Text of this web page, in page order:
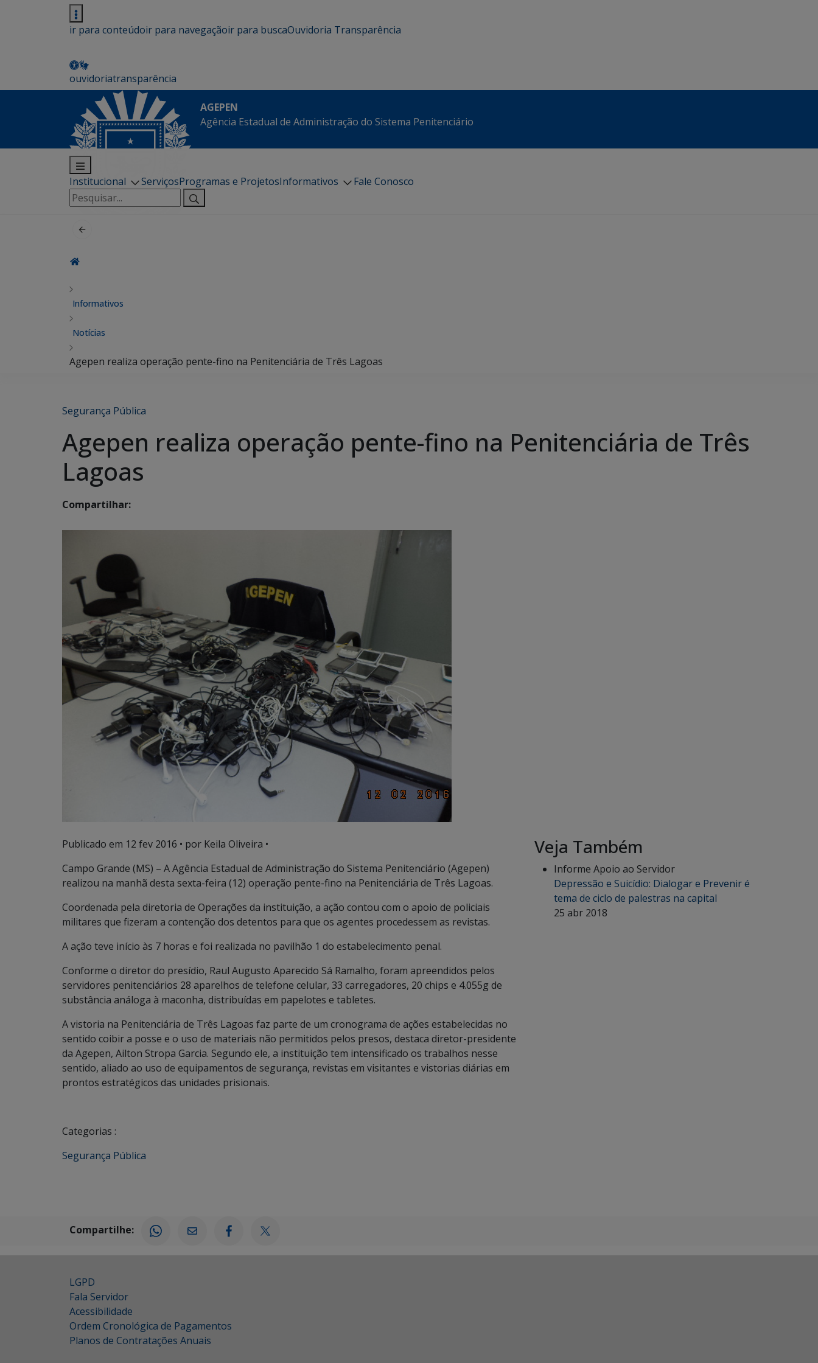
ir para conteúdoir para navegaçãoir para buscaOuvidoria Transparência
ouvidoriatransparência
AGEPEN
Agência Estadual de Administração do Sistema Penitenciário
Institucional ServiçosProgramas e ProjetosInformativos
Fale Conosco
Pesquisar
por:
Informativos
Notícias
Agepen realiza operação pente-fino na Penitenciária de Três Lagoas
Segurança Pública
Agepen realiza operação pente-fino na Penitenciária de Três
Lagoas
Compartilhar:
Publicado em 12 fev 2016 • por Keila Oliveira •
Campo Grande (MS) – A Agência Estadual de Administração do Sistema Penitenciário (Agepen)
realizou na manhã desta sexta-feira (12) operação pente-fino na Penitenciária de Três Lagoas.
Coordenada pela diretoria de Operações da instituição, a ação contou com o apoio de policiais
militares que fizeram a contenção dos detentos para que os agentes procedessem as revistas.
A ação teve início às 7 horas e foi realizada no pavilhão 1 do estabelecimento penal.
Conforme o diretor do presídio, Raul Augusto Aparecido Sá Ramalho, foram apreendidos pelos
servidores penitenciários 28 aparelhos de telefone celular, 33 carregadores, 20 chips e 4.055g de
substância análoga à maconha, distribuídas em papelotes e tabletes.
A vistoria na Penitenciária de Três Lagoas faz parte de um cronograma de ações estabelecidas no
sentido coibir a posse e o uso de materiais não permitidos pelos presos, destaca diretor-presidente
da Agepen, Ailton Stropa Garcia. Segundo ele, a instituição tem intensificado os trabalhos nesse
sentido, aliado ao uso de equipamentos de segurança, revistas em visitantes e vistorias diárias em
prontos estratégicos das unidades prisionais.
Categorias :
Segurança Pública
Veja Também
Informe Apoio ao Servidor
Depressão e Suicídio: Dialogar e Prevenir é
tema de ciclo de palestras na capital
25 abr 2018
Compartilhe:
LGPD
Fala Servidor
Acessibilidade
Ordem Cronológica de Pagamentos
Planos de Contratações Anuais